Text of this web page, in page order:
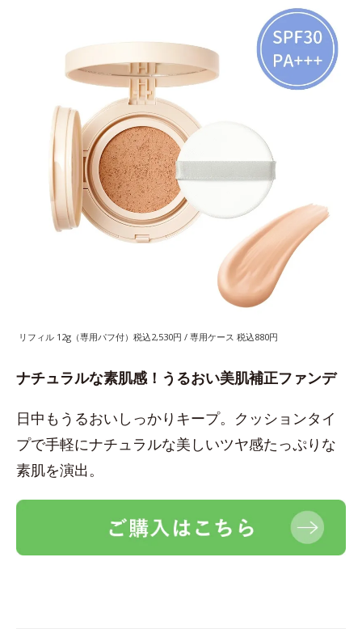
リフィル 12g（専用パフ付）税込2,530円 / 専用ケース 税込880円
ナチュラルな素肌感！うるおい美肌補正ファンデ
日中もうるおいしっかりキープ。クッションタイ
プで手軽にナチュラルな美しいツヤ感たっぷりな
素肌を演出。